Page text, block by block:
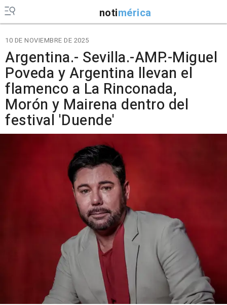
notimérica
10 DE NOVIEMBRE DE 2025
Argentina.- Sevilla.-AMP.-Miguel
Poveda y Argentina llevan el
flamenco a La Rinconada,
Morón y Mairena dentro del
festival 'Duende'